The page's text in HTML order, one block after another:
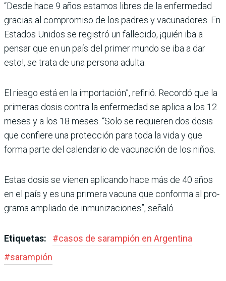
“Desde hace 9 años esta­mos libres de la enferme­dad
gracias al compromiso de los padres y vacunadores. En
Estados Unidos se regis­tró un fallecido, ¡quién iba a
pensar que en un país del primer mundo se iba a dar
esto!, se trata de una persona adulta.
El riesgo está en la importa­ción”, refirió. Recordó que la
primeras dosis contra la enfermedad se aplica a los 12
meses y a los 18 meses. “Solo se requieren dos dosis
que confiere una protección para toda la vida y que
forma parte del calendario de vacu­nación de los niños.
Estas dosis se vienen apli­cando hace más de 40 años
en el país y es una primera vacuna que conforma al pro­
grama ampliado de inmuni­zaciones”, señaló.
Etiquetas: #casos de sarampión en Argentina
#sarampión